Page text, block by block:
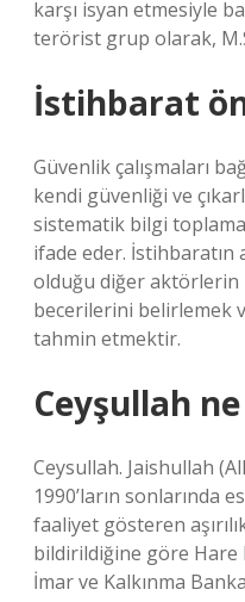
karşı isyan etmesiyle
terörist grup olarak,
İstihbarat
Güvenlik çalışmaları
kendi güvenliği ve
sistematik bilgi
ifade eder. İstihbaratın
olduğu diğer
becerilerini belirlemek
tahmin etmektir.
Ceyşullah
Ceysullah. Jaishullah
1990’ların sonlarında
faaliyet gösteren
bildirildiğine göre Hare
İmar ve Kalkınma